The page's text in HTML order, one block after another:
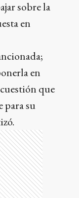
sobre la
en
en
que
para su